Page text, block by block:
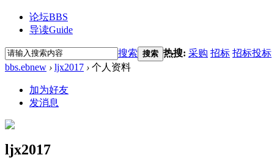
论坛BBS
导读Guide
搜索 搜索 热搜: 采购 招标 招标投标
bbs.ebnew › ljx2017 › 个人资料
加为好友
发消息
ljx2017